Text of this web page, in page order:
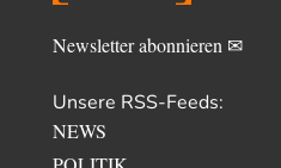
Dissonanzen
Kleine Korrektur: Anders als Moshe
1960er und 1970er Jahren…
Wolfgang Wirthvor 21 Stunden zu:
Entkernen, Umfunktionieren und
@Froschhaut Vielen Dank für Ihre
Newsletter abonnieren ✉
Unsere RSS-Feeds:
NEWS